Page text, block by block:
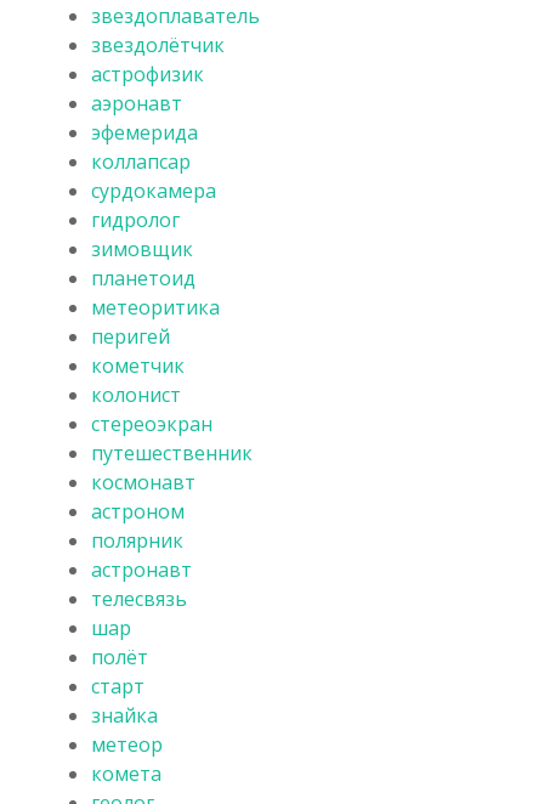
звездоплаватель
звездолётчик
астрофизик
аэронавт
эфемерида
коллапсар
сурдокамера
гидролог
зимовщик
планетоид
метеоритика
перигей
кометчик
колонист
стереоэкран
путешественник
космонавт
астроном
полярник
астронавт
телесвязь
шар
полёт
старт
знайка
метеор
комета